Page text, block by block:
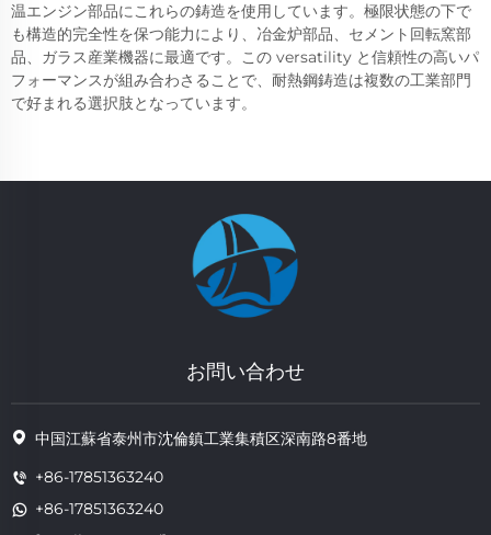
温エンジン部品にこれらの鋳造を使用しています。極限状態の下で
も構造的完全性を保つ能力により、冶金炉部品、セメント回転窯部
品、ガラス産業機器に最適です。この versatility と信頼性の高いパ
フォーマンスが組み合わさることで、耐熱鋼鋳造は複数の工業部門
で好まれる選択肢となっています。
お問い合わせ
中国江蘇省泰州市沈倫鎮工業集積区深南路8番地
+86-17851363240
+86-17851363240